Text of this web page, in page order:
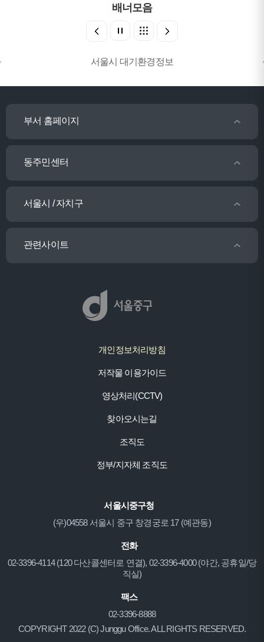
배너모음
서울시 대기환경정보
부서 홈페이지
동주민센터
서울시 / 자치구
관련사이트
개인정보처리방침
저작물 이용가이드
영상처리(CCTV)
찾아오시는길
조직도
정부/지자체 조직도
서울시중구청
(우)04558 서울시 중구 창경궁로 17 (예관동)
전화
02-3396-4114 (120 다산콜센터로 연결), 02-3396-4000 (야간, 공휴일/당
직실)
팩스
02-3396-8888
COPYRIGHT 2022 (C) Junggu Office. ALL RIGHTS RESERVED.